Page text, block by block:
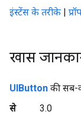
इंस्टेंस के तरीके |
खास
UIButton की सब-
से
3.0